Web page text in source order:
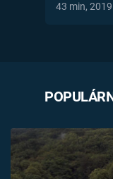
43 min, 2019